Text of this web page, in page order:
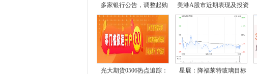
多家银行公告，调整起购 美港A股市近期表现及投资
光大期货0506热点追踪：
星展：降福莱特玻璃目标